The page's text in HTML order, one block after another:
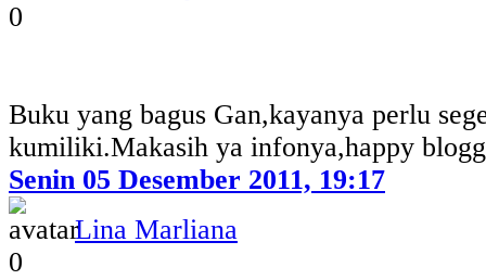
0
Buku yang bagus Gan,kayanya perlu
kumiliki.Makasih ya infonya,happy
Senin 05 Desember 2011, 19:17
Lina Marliana
0